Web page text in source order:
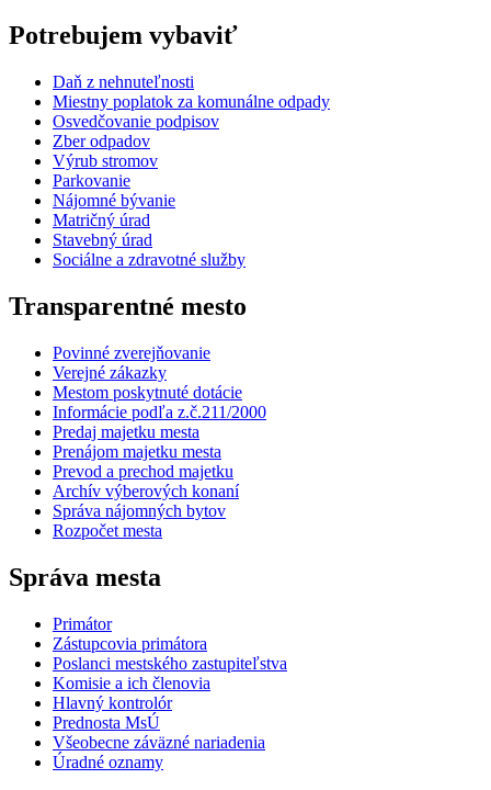
Potrebujem vybaviť
Daň z nehnuteľnosti
Miestny poplatok za komunálne odpady
Osvedčovanie podpisov
Zber odpadov
Výrub stromov
Parkovanie
Nájomné bývanie
Matričný úrad
Stavebný úrad
Sociálne a zdravotné služby
Transparentné mesto
Povinné zverejňovanie
Verejné zákazky
Mestom poskytnuté dotácie
Informácie podľa z.č.211/2000
Predaj majetku mesta
Prenájom majetku mesta
Prevod a prechod majetku
Archív výberových konaní
Správa nájomných bytov
Rozpočet mesta
Správa mesta
Primátor
Zástupcovia primátora
Poslanci mestského zastupiteľstva
Komisie a ich členovia
Hlavný kontrolór
Prednosta MsÚ
Všeobecne záväzné nariadenia
Úradné oznamy